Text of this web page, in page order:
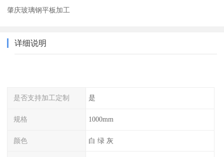
肇庆玻璃钢平板加工
详细说明
是否支持加工定制 是
规格 1000mm
颜色 白 绿 灰